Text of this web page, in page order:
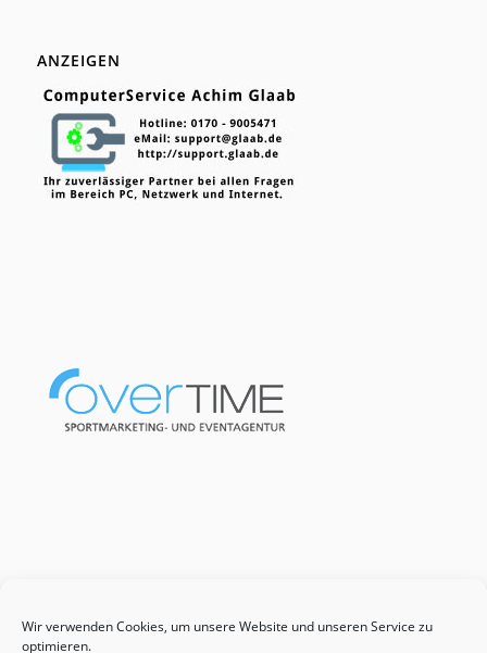
Wir verwenden Cookies, um unsere Website und unseren Service zu
optimieren.
ANZEIGEN